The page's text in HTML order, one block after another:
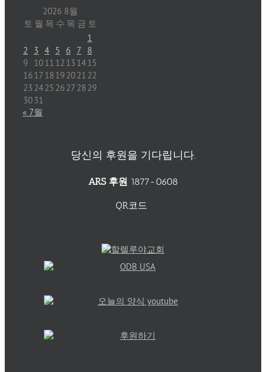
2026 8월
토 월 목 수 목 금 토
1
2
3 4 5 6 7
8
9
1011 12 13 1415
1617 18 19 2021 22
23 2425 2627 28 29
3031
« 7월
당신의 후원을 기다립니다.
ARS 후원 1877-0608
QR코드